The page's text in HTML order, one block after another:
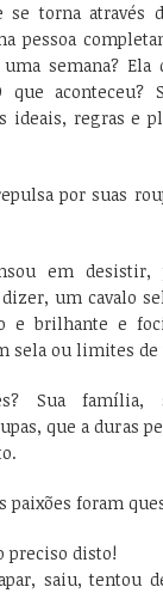
se torna através
pessoa
semana? Ela
que aconteceu?
ideais, regras e
por suas
em desistir,
um cavalo
e brilhante e
sela ou limites de
Sua família,
que a duras
paixões foram
preciso disto!
saiu, tentou